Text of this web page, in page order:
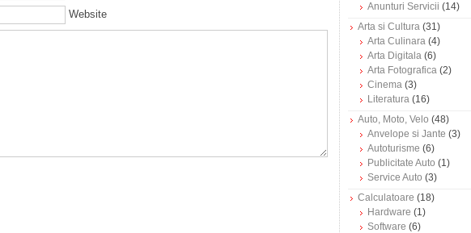
Website
Anunturi Servicii (14)
Arta si Cultura (31)
Arta Culinara (4)
Arta Digitala (6)
Arta Fotografica (2)
Cinema (3)
Literatura (16)
Auto, Moto, Velo (48)
Anvelope si Jante (3)
Autoturisme (6)
Publicitate Auto (1)
Service Auto (3)
Calculatoare (18)
Hardware (1)
Software (6)